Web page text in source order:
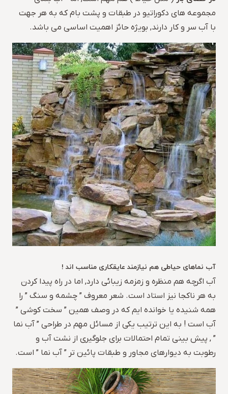
مجموعه های دکوراتیو در طبقات و پشت بام که به هر جهت
با آب سر و کار دارند, بویژه حائز اهمیت اساسی می باشد.
آب نماهای حیاطی هم نیازمند عایقکاری مناسب اند !
آب اگرچه هم منظره و زمزمه زیبائی دارد, اما در راه پیدا کردن
به هر ناکجا نیز استاد است. شعر معروف ” چشمه و سنگ ” را
همه شنیده یا خوانده ایم که در وصف همین ” سخت کوشی ”
آب است ! به این ترتیب یکی از مسائل مهم در طراحی ” آب نما
” , پیش بینی تمام احتمالات برای جلوگیری از نشت آب و
رطوبت به دیوارهای مجاور و طبقات پائین تر ” آب نما ” است.